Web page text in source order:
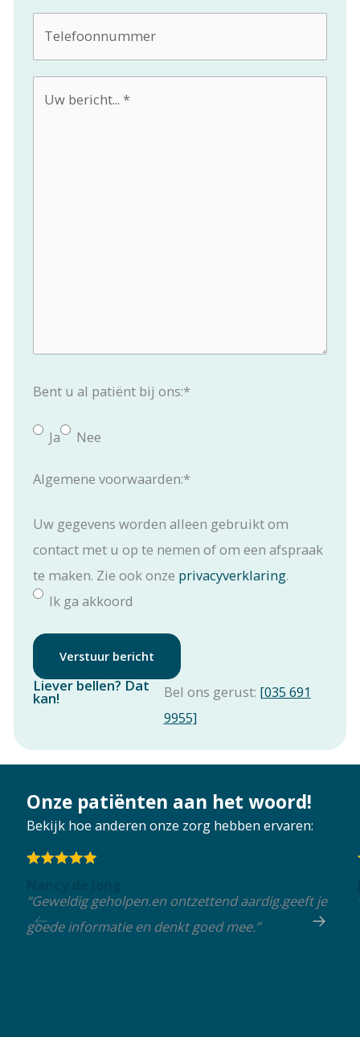
Bent u al patiënt bij ons:*
Ja Nee
Algemene voorwaarden:*
Uw gegevens worden alleen gebruikt om
contact met u op te nemen of om een afspraak
te maken. Zie ook onze privacyverklaring.
Ik ga akkoord
Verstuur bericht
Liever bellen? Dat
kan! Bel ons gerust: [035 691
9955]
Onze patiënten aan het woord!
Bekijk hoe anderen onze zorg hebben ervaren:
“Geweldig geholpen.en ontzettend aardig.geeft je
goede informatie en denkt goed mee.”